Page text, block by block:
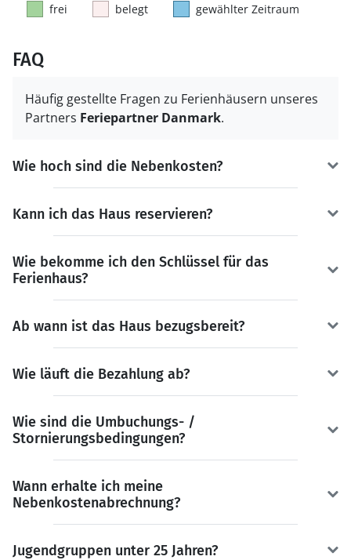
frei belegt gewählter Zeitraum
FAQ
Häufig gestellte Fragen zu Ferienhäusern unseres
Partners Feriepartner Danmark.
Wie hoch sind die Nebenkosten?
Kann ich das Haus reservieren?
Wie bekomme ich den Schlüssel für das
Ferienhaus?
Ab wann ist das Haus bezugsbereit?
Wie läuft die Bezahlung ab?
Wie sind die Umbuchungs- /
Stornierungsbedingungen?
Wann erhalte ich meine
Nebenkostenabrechnung?
Jugendgruppen unter 25 Jahren?